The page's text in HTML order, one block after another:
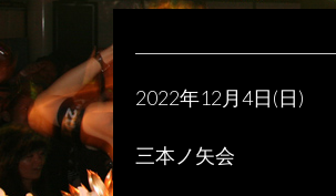
2022年12 月4日(日)
三本ノ矢会